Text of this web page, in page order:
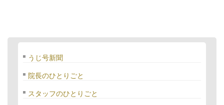
うじ号新聞
院長のひとりごと
スタッフのひとりごと